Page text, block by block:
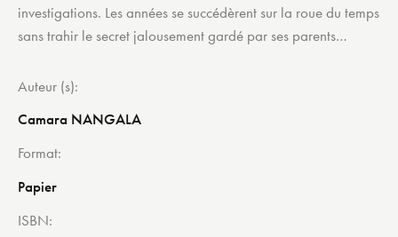
investigations. Les années se succédèrent sur la roue du temps
sans trahir le secret jalousement gardé par ses parents…
Auteur (s)
Camara NANGALA
Format
Papier
ISBN